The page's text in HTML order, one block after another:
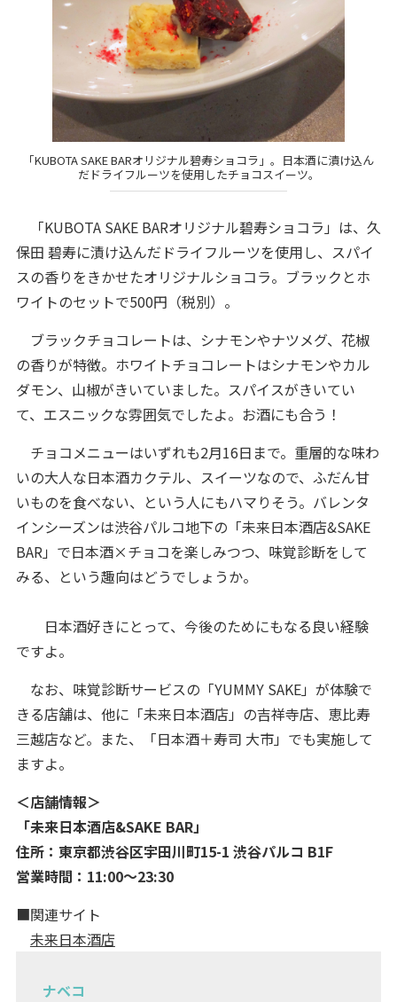
「KUBOTA SAKE BARオリジナル碧寿ショコラ」。日本酒に漬け込ん
だドライフルーツを使用したチョコスイーツ。
「KUBOTA SAKE BARオリジナル碧寿ショコラ」は、久
保田 碧寿に漬け込んだドライフルーツを使用し、スパイ
スの香りをきかせたオリジナルショコラ。ブラックとホ
ワイトのセットで500円（税別）。
ブラックチョコレートは、シナモンやナツメグ、花椒
の香りが特徴。ホワイトチョコレートはシナモンやカル
ダモン、山椒がきいていました。スパイスがきいてい
て、エスニックな雰囲気でしたよ。お酒にも合う！
チョコメニューはいずれも2月16日まで。重層的な味わ
いの大人な日本酒カクテル、スイーツなので、ふだん甘
いものを食べない、という人にもハマりそう。バレンタ
インシーズンは渋谷パルコ地下の「未来日本酒店&SAKE
BAR」で日本酒×チョコを楽しみつつ、味覚診断をして
みる、という趣向はどうでしょうか。
日本酒好きにとって、今後のためにもなる良い経験
ですよ。
なお、味覚診断サービスの「YUMMY SAKE」が体験で
きる店舗は、他に「未来日本酒店」の吉祥寺店、恵比寿
三越店など。また、「日本酒＋寿司 大市」でも実施して
ますよ。
＜店舗情報＞
「未来日本酒店&SAKE BAR」
住所：東京都渋谷区宇田川町15-1 渋谷パルコ B1F
営業時間：11:00～23:30
■関連サイト
未来日本酒店
ナベコ